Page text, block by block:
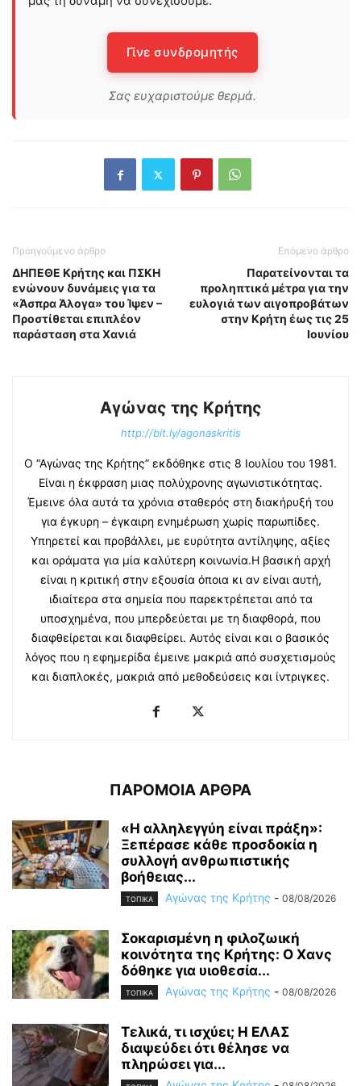
Γίνε συνδρομητής
Σας ευχαριστούμε θερμά.
Προηγούμενο άρθρο
ΔΗΠΕΘΕ Κρήτης και ΠΣΚΗ
ενώνουν δυνάμεις για τα
«Άσπρα Άλογα» του Ίψεν –
Προστίθεται επιπλέον
παράσταση στα Χανιά
Επόμενο άρθρο
Παρατείνονται τα
προληπτικά μέτρα για την
ευλογιά των αιγοπροβάτων
στην Κρήτη έως τις 25
Ιουνίου
Αγώνας της Κρήτης
http://bit.ly/agonaskritis
Ο “Αγώνας της Κρήτης” εκδόθηκε στις 8 Ιουλίου του 1981.
Είναι η έκφραση μιας πολύχρονης αγωνιστικότητας.
Έμεινε όλα αυτά τα χρόνια σταθερός στη διακήρυξή του
για έγκυρη – έγκαιρη ενημέρωση χωρίς παρωπίδες.
Υπηρετεί και προβάλλει, με ευρύτητα αντίληψης, αξίες
και οράματα για μία καλύτερη κοινωνία.Η βασική αρχή
είναι η κριτική στην εξουσία όποια κι αν είναι αυτή,
ιδιαίτερα στα σημεία που παρεκτρέπεται από τα
υποσχημένα, που μπερδεύεται με τη διαφθορά, που
διαφθείρεται και διαφθείρει. Αυτός είναι και ο βασικός
λόγος που η εφημερίδα έμεινε μακριά από συσχετισμούς
και διαπλοκές, μακριά από μεθοδεύσεις και ίντριγκες.
ΠΑΡΟΜΟΙΑ ΑΡΘΡΑ
«Η αλληλεγγύη είναι πράξη»:
Ξεπέρασε κάθε προσδοκία η
συλλογή ανθρωπιστικής
βοήθειας...
ΤΟΠΙΚΑ Αγώνας της Κρήτης - 08/08/2026
Σοκαρισμένη η φιλοζωική
κοινότητα της Κρήτης: Ο Χανς
δόθηκε για υιοθεσία...
ΤΟΠΙΚΑ Αγώνας της Κρήτης - 08/08/2026
Τελικά, τι ισχύει; Η ΕΛΑΣ
διαψεύδει ότι θέλησε να
πληρώσει για...